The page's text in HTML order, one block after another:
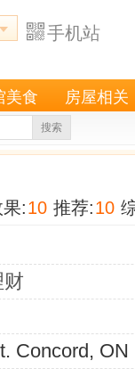
手机站
美食 房屋相关
搜索
:10 推荐:10
Concord, ON